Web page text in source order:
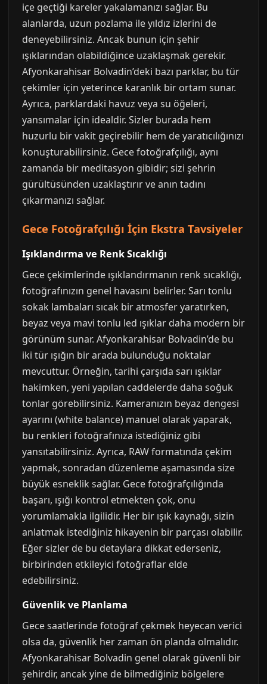
içe geçtiği kareler yakalamanızı sağlar. Bu
alanlarda, uzun pozlama ile yıldız izlerini de
deneyebilirsiniz. Ancak bunun için şehir
ışıklarından olabildiğince uzaklaşmak gerekir.
Afyonkarahisar Bolvadin’deki bazı parklar, bu tür
çekimler için yeterince karanlık bir ortam sunar.
Ayrıca, parklardaki havuz veya su öğeleri,
yansımalar için idealdir. Sizler burada hem
huzurlu bir vakit geçirebilir hem de yaratıcılığınızı
konuşturabilirsiniz. Gece fotoğrafçılığı, aynı
zamanda bir meditasyon gibidir; sizi şehrin
gürültüsünden uzaklaştırır ve anın tadını
çıkarmanızı sağlar.
Gece Fotoğrafçılığı İçin Ekstra Tavsiyeler
Işıklandırma ve Renk Sıcaklığı
Gece çekimlerinde ışıklandırmanın renk sıcaklığı,
fotoğrafınızın genel havasını belirler. Sarı tonlu
sokak lambaları sıcak bir atmosfer yaratırken,
beyaz veya mavi tonlu led ışıklar daha modern bir
görünüm sunar. Afyonkarahisar Bolvadin’de bu
iki tür ışığın bir arada bulunduğu noktalar
mevcuttur. Örneğin, tarihi çarşıda sarı ışıklar
hakimken, yeni yapılan caddelerde daha soğuk
tonlar görebilirsiniz. Kameranızın beyaz dengesi
ayarını (white balance) manuel olarak yaparak,
bu renkleri fotoğrafınıza istediğiniz gibi
yansıtabilirsiniz. Ayrıca, RAW formatında çekim
yapmak, sonradan düzenleme aşamasında size
büyük esneklik sağlar. Gece fotoğrafçılığında
başarı, ışığı kontrol etmekten çok, onu
yorumlamakla ilgilidir. Her bir ışık kaynağı, sizin
anlatmak istediğiniz hikayenin bir parçası olabilir.
Eğer sizler de bu detaylara dikkat ederseniz,
birbirinden etkileyici fotoğraflar elde
edebilirsiniz.
Güvenlik ve Planlama
Gece saatlerinde fotoğraf çekmek heyecan verici
olsa da, güvenlik her zaman ön planda olmalıdır.
Afyonkarahisar Bolvadin genel olarak güvenli bir
şehirdir, ancak yine de bilmediğiniz bölgelere